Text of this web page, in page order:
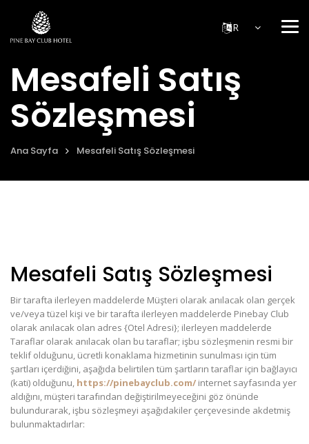
Mesafeli Satış
Sözleşmesi
Ana Sayfa Mesafeli Satış Sözleşmesi
Mesafeli Satış Sözleşmesi
Bir tarafta ilerleyen maddelerde Müşteri olarak anılacak olan gerçek
ve/veya tüzel kişi ve bir tarafta ilerleyen maddelerde Pinebay Club
olarak anılacak olan adres {Otel Adresi}; ilerleyen maddelerde
Taraflar olarak anılacak olan bu taraflar; işbu sözleşmenin resmi bir
teklif olduğunu, ücretli konaklama hizmetinin sunulması için tüm
şartları içerdiğini, aşağıda belirtilen tüm şartların taraflar için bağlayıcı
(kati) olduğunu, https://pinebayclub.com/ internet sayfasında yer
aldığını, müşteri tarafından değiştirilmeyeceğini göz önünde
bulundurarak, işbu sözleşmeyi aşağıdakiler çerçevesinde akdetmiş
bulunmaktadırlar: